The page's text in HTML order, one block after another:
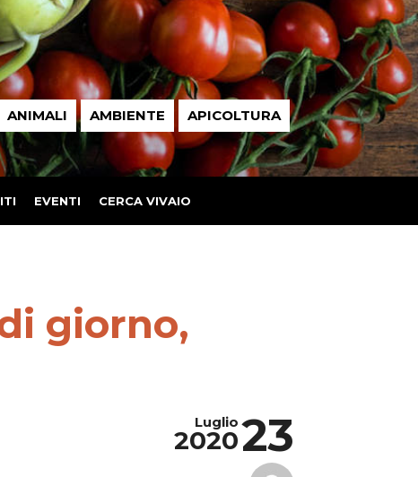
ANIMALI AMBIENTE APICOLTURA
EVENTI CERCA VIVAIO
giorno,
23
Luglio
2020